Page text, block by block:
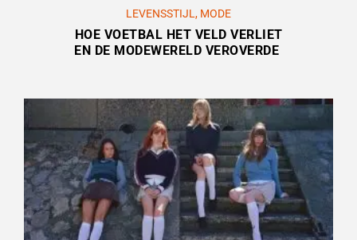
LEVENSSTIJL , MODE
HOE VOETBAL HET VELD VERLIET
EN DE MODEWERELD VEROVERDE